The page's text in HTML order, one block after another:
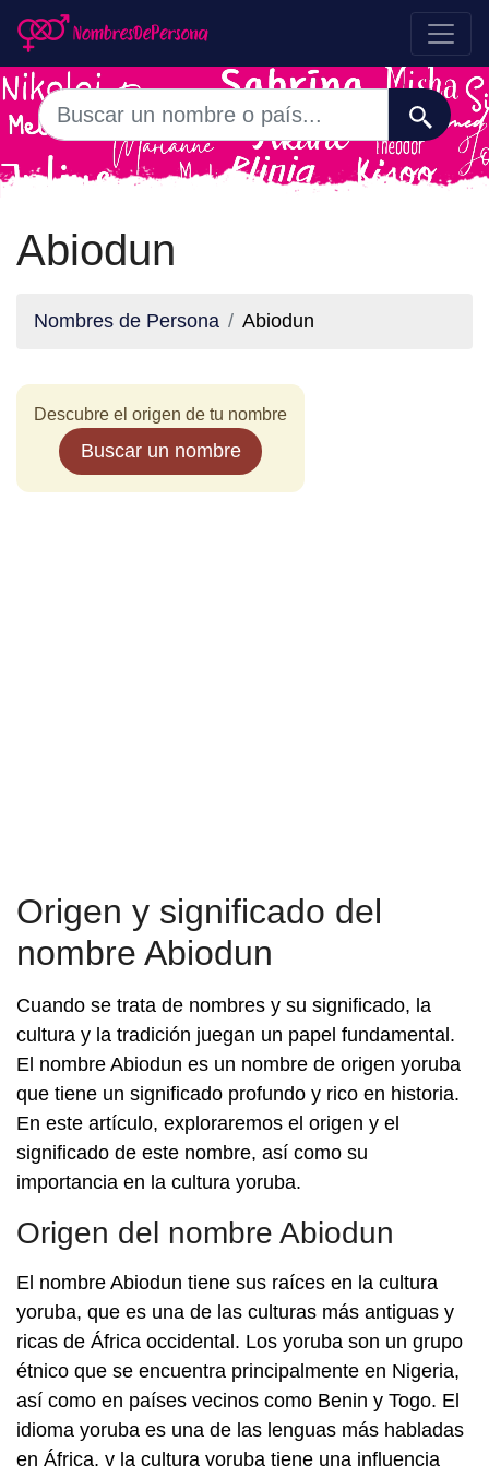
Abiodun
Nombres de Persona Abiodun
Descubre el origen de tu nombre
Buscar un nombre
Origen y significado del
nombre Abiodun
Cuando se trata de nombres y su significado, la
cultura y la tradición juegan un papel fundamental.
El nombre Abiodun es un nombre de origen yoruba
que tiene un significado profundo y rico en historia.
En este artículo, exploraremos el origen y el
significado de este nombre, así como su
importancia en la cultura yoruba.
Origen del nombre Abiodun
El nombre Abiodun tiene sus raíces en la cultura
yoruba, que es una de las culturas más antiguas y
ricas de África occidental. Los yoruba son un grupo
étnico que se encuentra principalmente en Nigeria,
así como en países vecinos como Benin y Togo. El
idioma yoruba es una de las lenguas más habladas
en África, y la cultura yoruba tiene una influencia